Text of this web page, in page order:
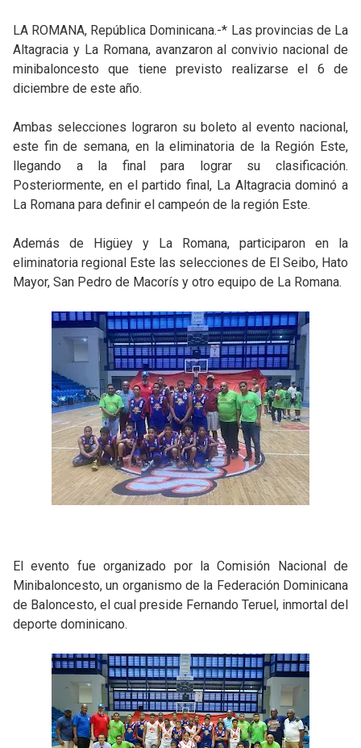
LA ROMANA, República Dominicana.-* Las provincias de La
Altagracia y La Romana, avanzaron al convivio nacional de
minibaloncesto que tiene previsto realizarse el 6 de
diciembre de este año.
Ambas selecciones lograron su boleto al evento nacional,
este fin de semana, en la eliminatoria de la Región Este,
llegando a la final para lograr su clasificación.
Posteriormente, en el partido final, La Altagracia dominó a
La Romana para definir el campeón de la región Este.
Además de Higüey y La Romana, participaron en la
eliminatoria regional Este las selecciones de El Seibo, Hato
Mayor, San Pedro de Macorís y otro equipo de La Romana.
El evento fue organizado por la Comisión Nacional de
Minibaloncesto, un organismo de la Federación Dominicana
de Baloncesto, el cual preside Fernando Teruel, inmortal del
deporte dominicano.